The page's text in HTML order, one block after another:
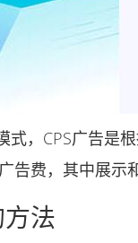
，CPS广告是根
费，其中展示
法